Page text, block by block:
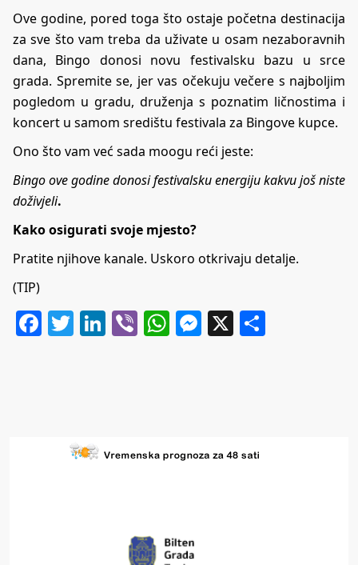
Ove godine, pored toga što ostaje početna destinacija
za sve što vam treba da uživate u osam nezaboravnih
dana, Bingo donosi novu festivalsku bazu u srce
grada. Spremite se, jer vas očekuju večere s najboljim
pogledom u gradu, druženja s poznatim ličnostima i
koncert u samom središtu festivala za Bingove kupce.
Ono što vam već sada moogu reći jeste:
Bingo ove godine donosi festivalsku energiju kakvu još niste
doživjeli.
Kako osigurati svoje mjesto?
Pratite njihove kanale. Uskoro otkrivaju detalje.
(TIP)
Facebook
Twitter
LinkedIn
ViberWhatsApp
Messenger
X